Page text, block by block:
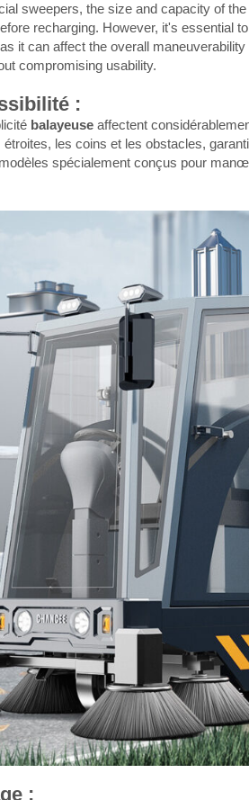
sweepers, the size and capacity of
recharging. However, it's essential
it can affect the overall
compromising usability.
:
balayeuse affectent
les coins et les obstacles,
spécialement conçus pour
: